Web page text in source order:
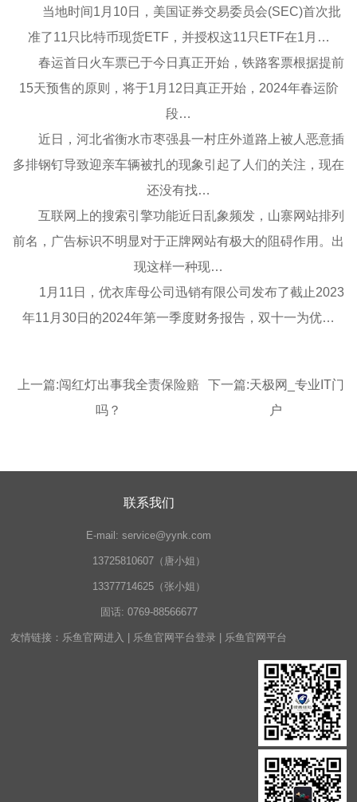
当地时间1月10日，美国证券交易委员会(SEC)首次批
准了11只比特币现货ETF，并授权这11只ETF在1月…
春运首日火车票已于今日真正开始，铁路客票根据提前
15天预售的原则，将于1月12日真正开始，2024年春运阶
段…
近日，河北省衡水市枣强县一村庄外道路上被人恶意插
多排钢钉导致迎亲车辆被扎的现象引起了人们的关注，现在
还没有找…
互联网上的搜索引擎功能近日乱象频发，山寨网站排列
前名，广告标识不明显对于正牌网站有极大的阻碍作用。出
现这样一种现…
1月11日，优衣库母公司迅销有限公司发布了截止2023
年11月30日的2024年第一季度财务报告，双十一为优…
上一篇:闯红灯出事我全责保险赔
吗？
下一篇:天极网_专业IT门
户
联系我们
E-mail:service@yynk.com
13725810607（唐小姐）
13377714625（张小姐）
固话: 0769-88566677
友情链接： 乐鱼官网进入 乐鱼官网平台登录 乐鱼官网平台